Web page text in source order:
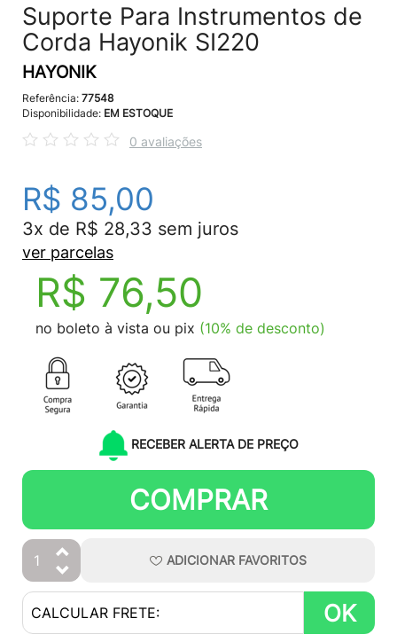
Suporte Para Instrumentos de
Corda Hayonik SI220
HAYONIK
Referência: 77548
Disponibilidade: EM ESTOQUE
0 avaliações
R$ 85,00
3x de R$ 28,33 sem juros
ver parcelas
R$ 76,50
no boleto à vista ou pix (10% de desconto)
RECEBER ALERTA DE PREÇO
COMPRAR
ADICIONAR FAVORITOS
OK